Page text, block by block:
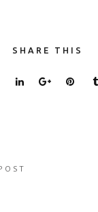
SHARE THIS